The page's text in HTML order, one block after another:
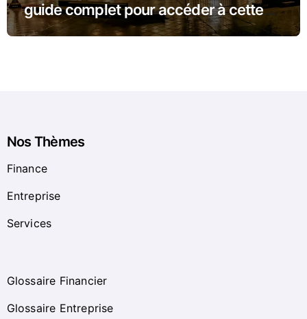
guide complet pour accéder à cette
fonction
Nos Thèmes
Finance
Entreprise
Services
Glossaire Financier
Glossaire Entreprise